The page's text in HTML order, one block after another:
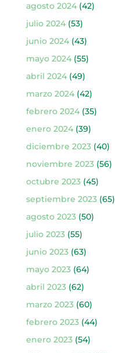
agosto 2024(42)
julio 2024(53)
junio 2024(43)
mayo 2024(55)
abril 2024(49)
marzo 2024(42)
febrero 2024(35)
enero 2024(39)
diciembre 2023(40)
noviembre 2023(56)
octubre 2023(45)
septiembre 2023(65)
agosto 2023(50)
julio 2023(55)
junio 2023(63)
mayo 2023(64)
abril 2023(62)
marzo 2023(60)
febrero 2023(44)
enero 2023(54)